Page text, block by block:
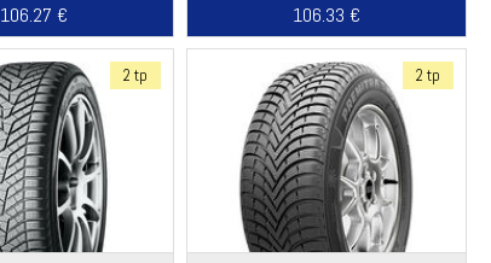
106.27 €
106.33 €
2 tp 2 tp